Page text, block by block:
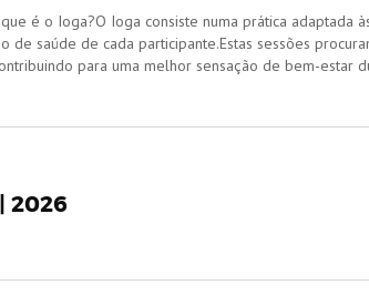
é o Ioga?O Ioga consiste numa prática adaptada
saúde de cada participante.Estas sessões
para uma melhor sensação de bem-estar
2026